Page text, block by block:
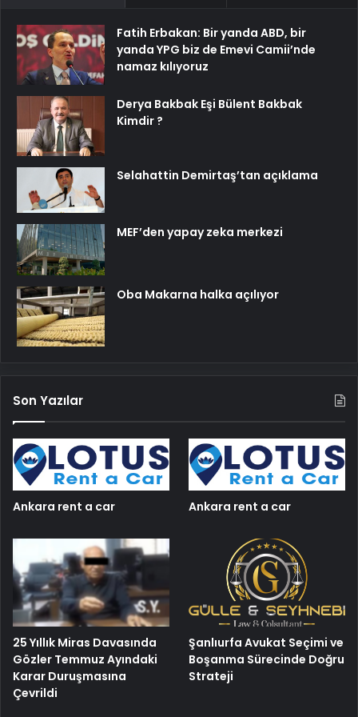
Fatih Erbakan: Bir yanda ABD, bir
yanda YPG biz de Emevi Camii’nde
namaz kılıyoruz
Derya Bakbak Eşi Bülent Bakbak
Kimdir ?
Selahattin Demirtaş’tan açıklama
MEF’den yapay zeka merkezi
Oba Makarna halka açılıyor
Son Yazılar
Ankara rent a car Ankara rent a car
25 Yıllık Miras Davasında
Gözler Temmuz Ayındaki
Karar Duruşmasına
Çevrildi
Şanlıurfa Avukat Seçimi ve
Boşanma Sürecinde Doğru
Strateji